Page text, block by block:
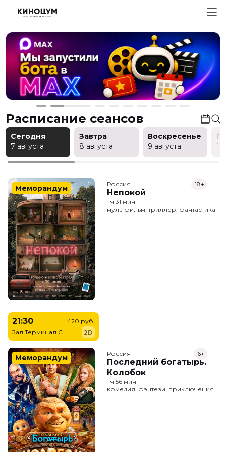
Расписание сеансов
Сегодня
7 августа
Завтра
8 августа
Воскресенье
9 августа
Меморандум Россия
Непокой
18+
1 ч 31 мин
мультфильм, триллер, фантастика
21:30
Зал Терминал C
420 руб.
2D
Меморандум Россия
Последний богатырь.
Колобок
6+
1 ч 56 мин
комедия, фэнтези, приключения